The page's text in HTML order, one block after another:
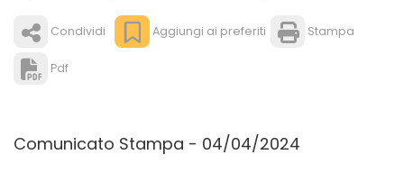
Condividi Aggiungi ai preferiti Stampa
Pdf
Comunicato Stampa - 04/04/2024